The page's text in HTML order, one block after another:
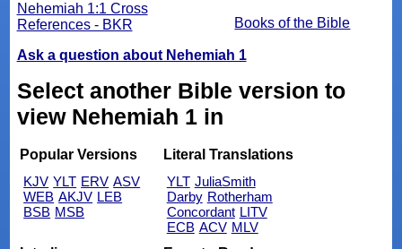
Books of the Bible
Nehemiah 1:1 Cross
References - BKR
Ask a question about Nehemiah 1
Select another Bible version to
view Nehemiah 1 in
Popular Versions
KJV YLT ERV ASV
WEB AKJV LEB
BSB MSB
Literal Translations
YLT JuliaSmith
Darby Rotherham
Concordant LITV
ECB ACV MLV